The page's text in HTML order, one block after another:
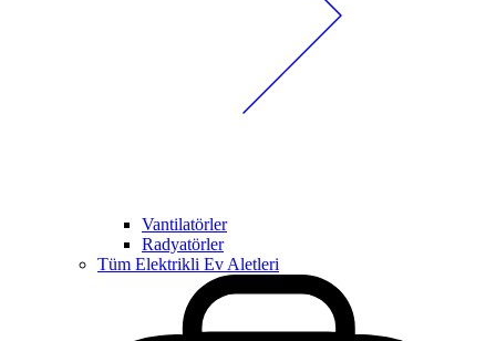
Vantilatörler
Radyatörler
Tüm Elektrikli Ev Aletleri